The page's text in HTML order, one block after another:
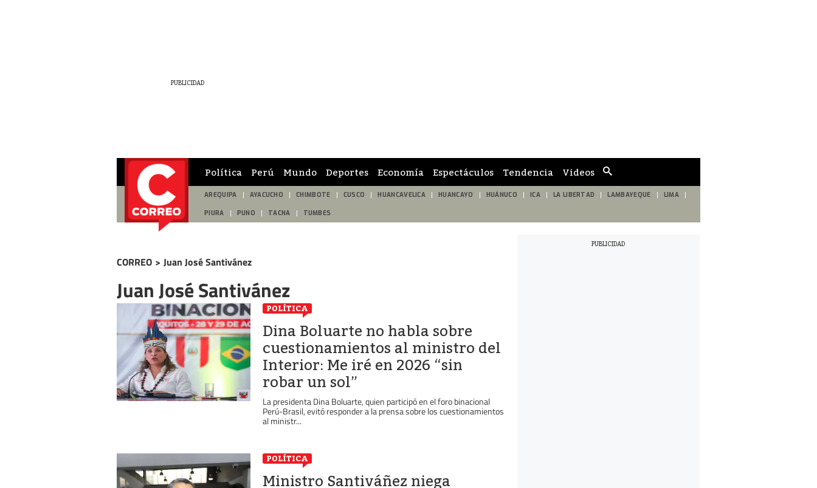
de
búsqueda
Política Perú Mundo Deportes Economía Espectáculos Tendencia Videos
AREQUIPA AYACUCHO CHIMBOTE CUSCO HUANCAVELICA HUANCAYO HUÁNUCO ICA LA LIBERTAD LAMBAYEQUE LIMA
PIURA PUNO TACNA TUMBES
CORREO > Juan José Santivánez
Juan José Santivánez
POLÍTICA
Dina Boluarte no habla sobre
cuestionamientos al ministro del
Interior: Me iré en 2026 “sin
robar un sol”
La presidenta Dina Boluarte, quien participó en el foro binacional
Perú-Brasil, evitó responder a la prensa sobre los cuestionamientos
al ministr...
POLÍTICA
Ministro Santiváñez niega